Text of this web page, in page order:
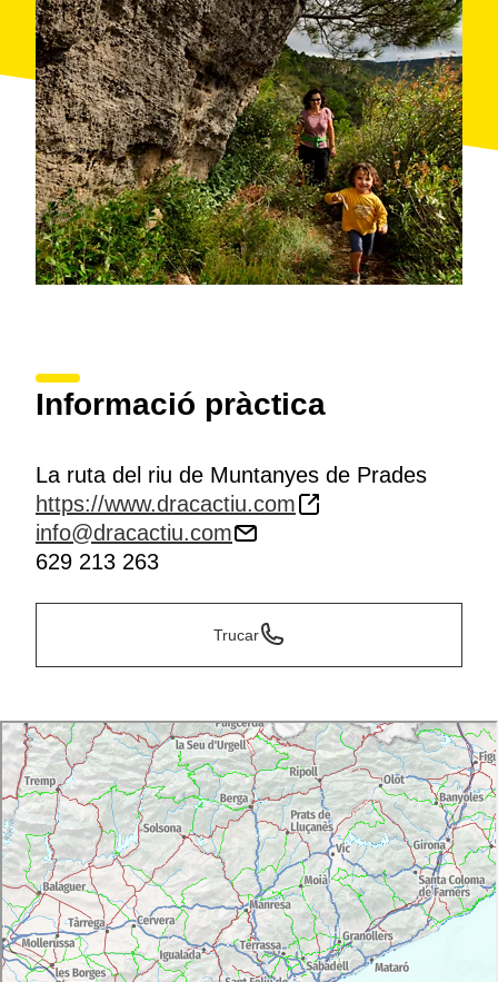
Informació pràctica
La ruta del riu de Muntanyes de Prades
https://www.dracactiu.com
info@dracactiu.com
629 213 263
Trucar